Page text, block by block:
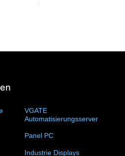
VGATE
Automatisierungsserver
Panel PC
Industrie Displays